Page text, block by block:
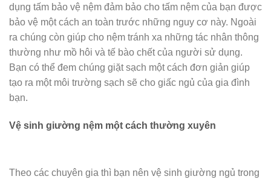
dụng tấm bảo vệ nệm đảm bảo cho tấm nệm của bạn được
bảo vệ một cách an toàn trước những nguy cơ này. Ngoài
ra chúng còn giúp cho nệm tránh xa những tác nhân thông
thường như mồ hôi và tế bào chết của người sử dụng.
Bạn có thể đem chúng giặt sạch một cách đơn giản giúp
tạo ra một môi trường sạch sẽ cho giấc ngủ của gia đình
bạn.
Vệ sinh giường nệm một cách thường xuyên
Theo các chuyên gia thì bạn nên vệ sinh giường ngủ trong